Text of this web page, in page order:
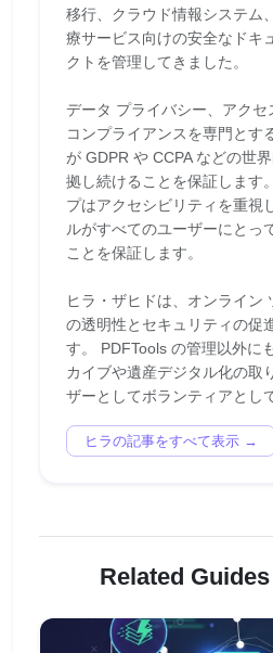
移行、クラウド情報システム
療サービス向けの安全なドキ
クトを管理してきました。
データ プライバシー、アク
コンプライアンスを専門とす
が GDPR や CCPA などの世
拠し続けることを保証します
プはアクセシビリティを重視
ルがすべてのユーザーにとっ
ことを保証します。
ヒラ・ザヒドは、オンライン
の透明性とセキュリティの促
す。 PDFTools の管理以外に
カイブや遺産デジタル化の取
ヒラの記事をすべて表示 →
Related